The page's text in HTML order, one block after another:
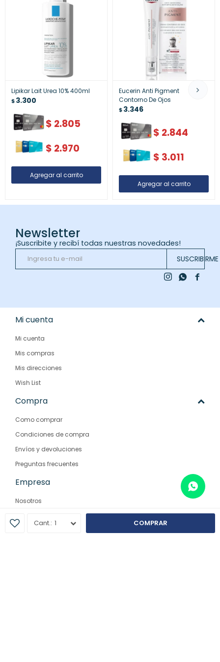
1 COMPRAR
Lipikar Lait Urea 10% 400ml
$3.300
$ 2.805
$ 2.970
Eucerin Anti Pigment
Contorno De Ojos
$3.346
$ 2.844
$ 3.011
Newsletter
¡Suscribite y recibí todas nuestras novedades!
SUSCRIBIRME

 
Mi cuenta
Mi cuenta
Mis compras
Mis direcciones
Wish List
Compra
Como comprar
Condiciones de compra
Envíos y devoluciones
Preguntas frecuentes
Empresa
Nosotros